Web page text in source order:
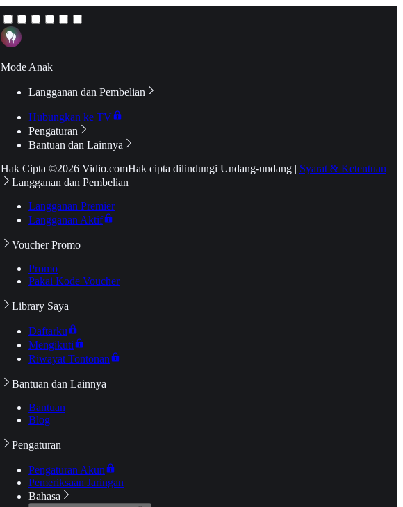
Mode Anak
Langganan dan Pembelian
Hubungkan ke TV
Pengaturan
Bantuan dan Lainnya
Hak Cipta ©2026 Vidio.comHak cipta dilindungi Undang-undang | Syarat & Ketentuan
Langganan dan Pembelian
Langganan Premier
Langganan Aktif
Voucher Promo
Promo
Pakai Kode Voucher
Library Saya
Daftarku
Mengikuti
Riwayat Tontonan
Bantuan dan Lainnya
Bantuan
Blog
Pengaturan
Pengaturan Akun
Pemeriksaan Jaringan
Bahasa